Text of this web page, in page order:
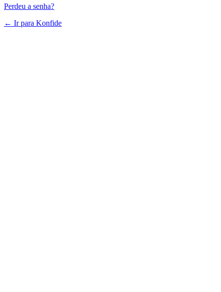
Perdeu a senha?
← Ir para Konfide